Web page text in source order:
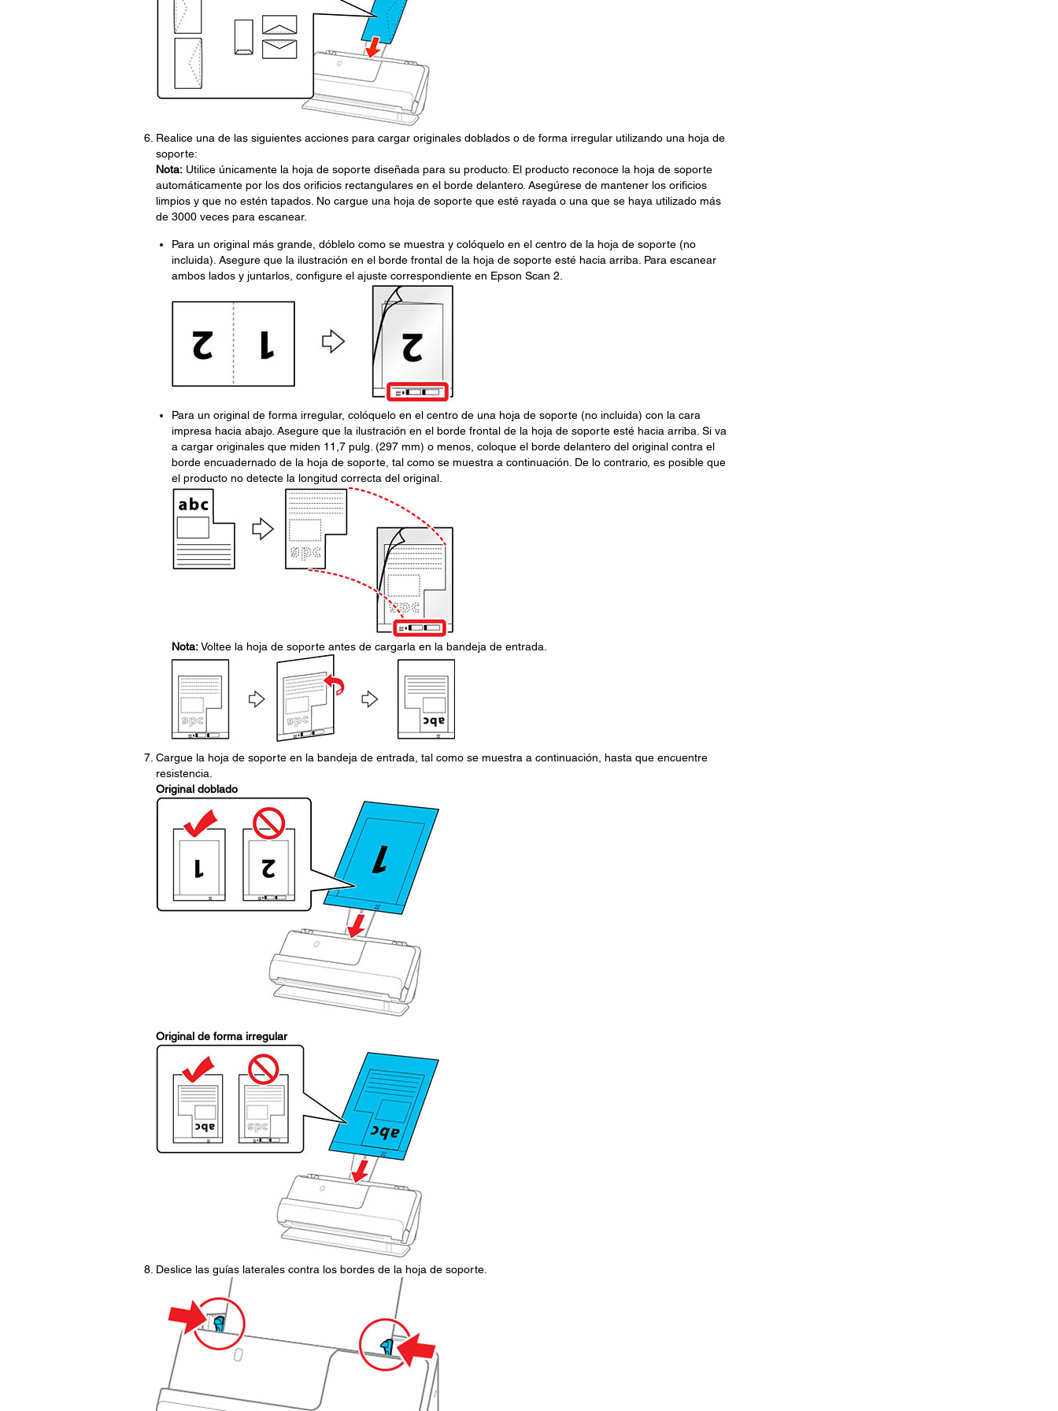
Realice una de las siguientes acciones para cargar originales doblados o de forma irregular utilizando una hoja de
soporte:
Nota:Utilice únicamente la hoja de soporte diseñada para su producto. El producto reconoce la hoja de soporte
automáticamente por los dos orificios rectangulares en el borde delantero. Asegúrese de mantener los orificios
limpios y que no estén tapados. No cargue una hoja de soporte que esté rayada o una que se haya utilizado más
de 3000 veces para escanear.
Para un original más grande, dóblelo como se muestra y colóquelo en el centro de la hoja de soporte (no
incluida). Asegure que la ilustración en el borde frontal de la hoja de soporte esté hacia arriba. Para escanear
ambos lados y juntarlos, configure el ajuste correspondiente en Epson Scan 2.
Para un original de forma irregular, colóquelo en el centro de una hoja de soporte (no incluida) con la cara
impresa hacia abajo. Asegure que la ilustración en el borde frontal de la hoja de soporte esté hacia arriba. Si va
a cargar originales que miden 11,7 pulg. (297 mm) o menos, coloque el borde delantero del original contra el
borde encuadernado de la hoja de soporte, tal como se muestra a continuación. De lo contrario, es posible que
el producto no detecte la longitud correcta del original.
Nota:Voltee la hoja de soporte antes de cargarla en la bandeja de entrada.
Cargue la hoja de soporte en la bandeja de entrada, tal como se muestra a continuación, hasta que encuentre
resistencia.
Original doblado
Original de forma irregular
Deslice las guías laterales contra los bordes de la hoja de soporte.